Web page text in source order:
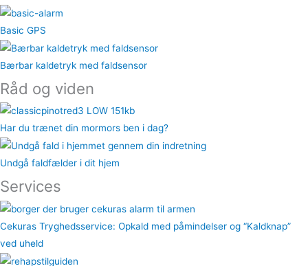
Basic GPS
Bærbar kaldetryk med faldsensor
Råd og viden
Har du trænet din mormors ben i dag?
Undgå faldfælder i dit hjem
Services
Cekuras Tryghedsservice: Opkald med påmindelser og “Kaldknap”
ved uheld